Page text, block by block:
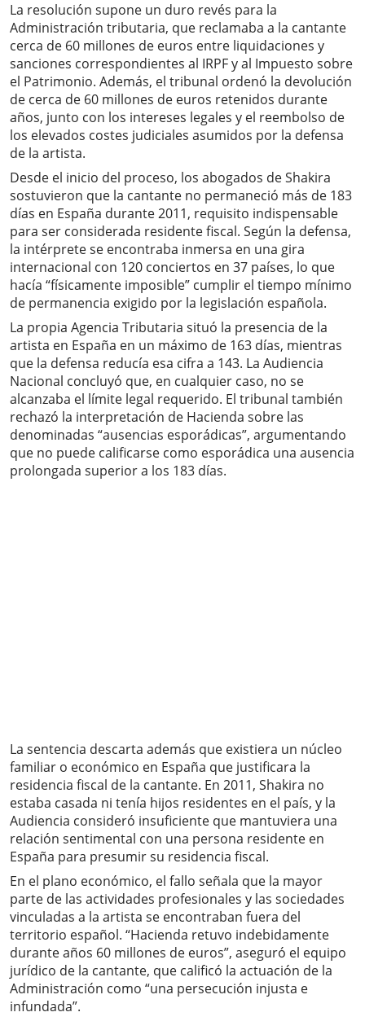
La resolución supone un duro revés para la
Administración tributaria, que reclamaba a la cantante
cerca de 60 millones de euros entre liquidaciones y
sanciones correspondientes al IRPF y al Impuesto sobre
el Patrimonio. Además, el tribunal ordenó la devolución
de cerca de 60 millones de euros retenidos durante
años, junto con los intereses legales y el reembolso de
los elevados costes judiciales asumidos por la defensa
de la artista.
Desde el inicio del proceso, los abogados de Shakira
sostuvieron que la cantante no permaneció más de 183
días en España durante 2011, requisito indispensable
para ser considerada residente fiscal. Según la defensa,
la intérprete se encontraba inmersa en una gira
internacional con 120 conciertos en 37 países, lo que
hacía “físicamente imposible” cumplir el tiempo mínimo
de permanencia exigido por la legislación española.
La propia Agencia Tributaria situó la presencia de la
artista en España en un máximo de 163 días, mientras
que la defensa reducía esa cifra a 143. La Audiencia
Nacional concluyó que, en cualquier caso, no se
alcanzaba el límite legal requerido. El tribunal también
rechazó la interpretación de Hacienda sobre las
denominadas “ausencias esporádicas”, argumentando
que no puede calificarse como esporádica una ausencia
prolongada superior a los 183 días.
La sentencia descarta además que existiera un núcleo
familiar o económico en España que justificara la
residencia fiscal de la cantante. En 2011, Shakira no
estaba casada ni tenía hijos residentes en el país, y la
Audiencia consideró insuficiente que mantuviera una
relación sentimental con una persona residente en
España para presumir su residencia fiscal.
En el plano económico, el fallo señala que la mayor
parte de las actividades profesionales y las sociedades
vinculadas a la artista se encontraban fuera del
territorio español. “Hacienda retuvo indebidamente
durante años 60 millones de euros”, aseguró el equipo
jurídico de la cantante, que calificó la actuación de la
Administración como “una persecución injusta e
infundada”.